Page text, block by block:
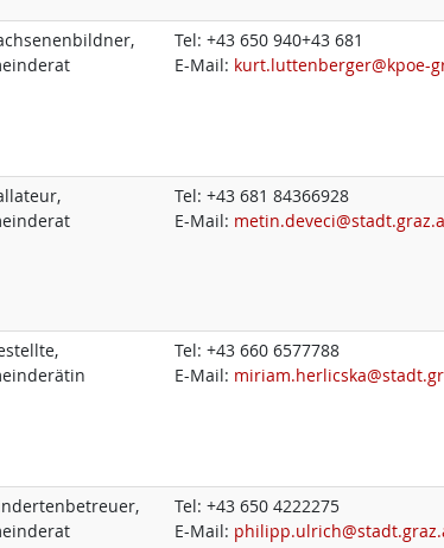
Tel:+43 650 940+43 681
E-Mail: kurt.luttenberger@kpoe-
Tel:+43 681 84366928
E-Mail:
Tel:+43 660 6577788
E-Mail:
Tel:+43 650 4222275
E-Mail: